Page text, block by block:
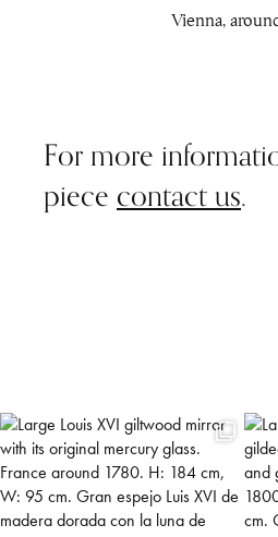
Vienna,
For more
piececontact us.